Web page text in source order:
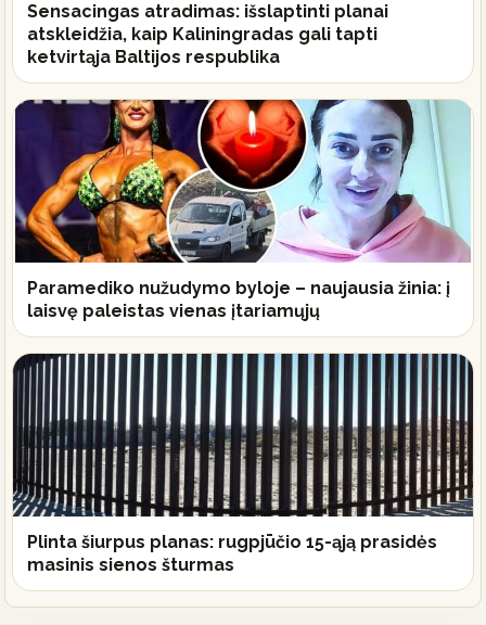
Sensacingas atradimas: išslaptinti planai
atskleidžia, kaip Kaliningradas gali tapti
ketvirtąja Baltijos respublika
Paramediko nužudymo byloje – naujausia žinia: į
laisvę paleistas vienas įtariamųjų
Plinta šiurpus planas: rugpjūčio 15-ąją prasidės
masinis sienos šturmas